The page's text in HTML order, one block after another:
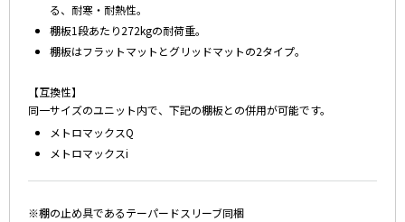
る、耐寒・耐熱性。
棚板1段あたり272kgの耐荷重。
棚板はフラットマットとグリッドマットの2タイプ。
【互換性】
同一サイズのユニット内で、下記の棚板との併用が可能です。
メトロマックスQ
メトロマックスi
※棚の止め具であるテーパードスリーブ同梱